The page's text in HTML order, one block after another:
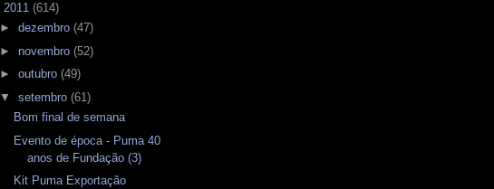
2011 (614)
► dezembro (47)
► novembro (52)
► outubro (49)
▼ setembro (61)
Bom final de semana
Evento de época - Puma 40
anos de Fundação (3)
Kit Puma Exportação